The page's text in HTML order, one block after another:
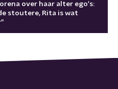
over haar alter ego's:
stoutere, Rita is wat